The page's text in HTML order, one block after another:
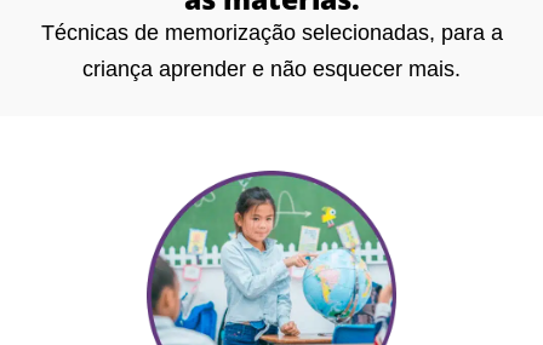
Técnicas de memorização selecionadas, para a
criança aprender e não esquecer mais.